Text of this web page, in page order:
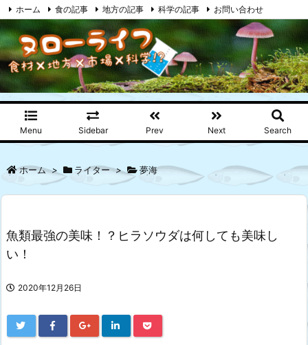
Menu Sidebar Prev Next Search
ホーム 食の記事 地方の記事 科学の記事
お問い合わせ
プライバシーポリシー
RSS Feedly
ホーム > ライター > 夢海
魚類最強の美味！？ヒラソウダは何しても美味し
い！
2020年12月26日